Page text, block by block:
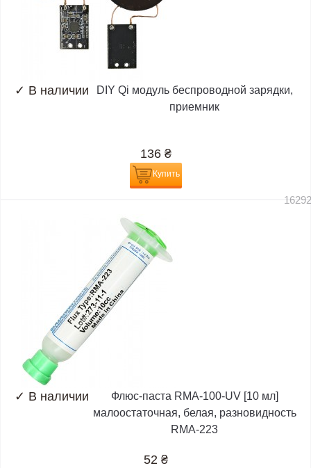
✓ В наличии
DIY Qi модуль беспроводной зарядки,
приемник
136 ₴
Купить
✓ В наличии
Флюс-паста RMA-100-UV [10 мл]
малоостаточная, белая, разновидность
RMA-223
52 ₴